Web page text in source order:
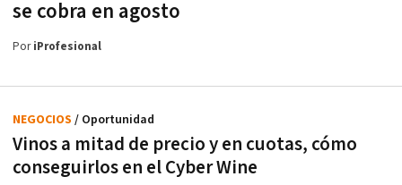
se cobra en agosto
PoriProfesional
Vinos a mitad de precio y en cuotas, cómo
conseguirlos en el Cyber Wine
NEGOCIOS / Oportunidad